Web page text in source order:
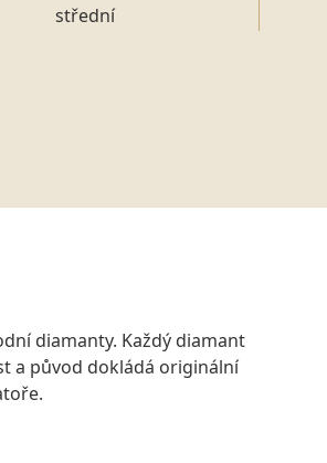
střední
diamanty. Každý diamant
a původ dokládá originální